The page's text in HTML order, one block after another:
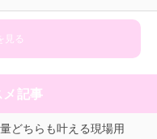
見る
メ記事
どちらも叶える現場用